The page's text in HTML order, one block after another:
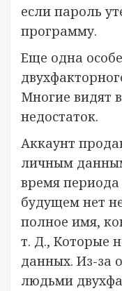
если пароль
программу.
Еще одна
Многие видят
недостаток.
Аккаунт
личным
время
будущем нет
полное имя,
т. Д., Которые
данных. Из-за
людьми